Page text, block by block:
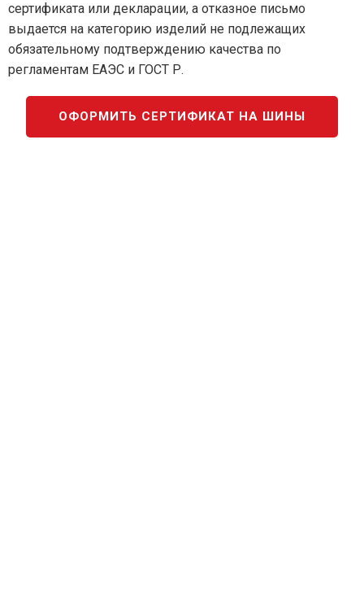
сертификата или декларации, а отказное письмо
выдается на категорию изделий не подлежащих
обязательному подтверждению качества по
регламентам ЕАЭС и ГОСТ Р.
ОФОРМИТЬ СЕРТИФИКАТ НА ШИНЫ